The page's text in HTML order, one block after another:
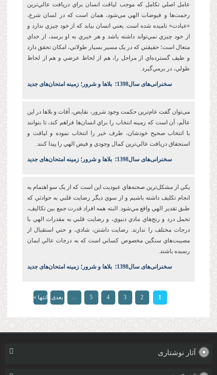
عامل اصلي تکامل که موجب لياقت انسان براي دريافت عالي‌ترين
رحمت‌ها و فيوضات الهي مي‌شود، همان است که در لسان شرع،
«عبادت» ناميده شده است. يعني انسان بيابد که از خود چيزي ندارد و
از خود چيزي نمي‌تواند داشته باشد و هر خيري به او برسد، از خداي
متعال است؛ حقيقتي که در يک مسير بسيار طولاني، امکان تحقق دارد
و طيف گسترده‌اي از مراحل را، هم از لحاظ عرضي و هم از لحاظ
طولي، در برمي‌گيرد.
سخنرانی‌های سال1398 ؛ بلاها و شرور؛ زمینه امتحان‌های جدید
می‌توان گفت عام‌ترين حکمت وجود شرور، نقايص، آفات و بلاها در اين
عالَم، آن است که زمينه انتخاب را براي انسان‌ها فراهم کند، تا بتوانند
با انتخاب صحيح خودشان، طرف خير را انتخاب نموده و لياقت و
استحقاق دريافت عالي‌ترين کمال وجودي و فيض الهي را پيدا کنند.
سخنرانی‌های سال1398 ؛ بلاها و شرور؛ زمینه امتحان‌های جدید
يکي از مشکل‌ترين صحنه‌هاي عبوديت این است که از يک سو اهتمام به
انجام تکليف داشته باشيم و از سوي ديگر رضايت قلبي به حوادثي که
طبق تقدير الهي واقع مي‌شود. البته همه افراد قدرت جمع بين تکاليف،
تحمل درد و رنج‌هاي مادي دنيوي، و رضايت قلبي به مقدرات الهي با
درجات مختلف را ندارند. رضايت‌ داشتن، شادي، و حتي استقبال از
مصيبت‌هاي سنگين مخصوص کساني است که به درجات عالي ايمان
رسيده باشند.
سخنرانی‌های سال1398 ؛ بلاها و شرور؛ زمینه امتحان‌های جدید
صفحه‌ها1
2
3
4
5
… بعدی انتها »
آثار نوشتاری